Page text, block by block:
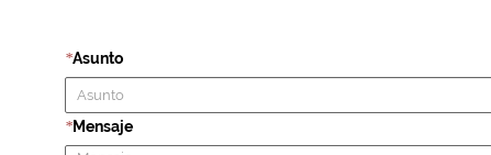
*Asunto
*Mensaje